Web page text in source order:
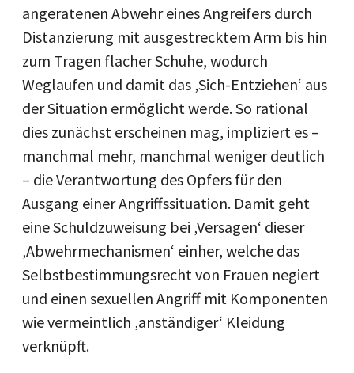
angeratenen Abwehr eines Angreifers durch
Distanzierung mit ausgestrecktem Arm bis hin
zum Tragen flacher Schuhe, wodurch
Weglaufen und damit das ‚Sich-Entziehen‘ aus
der Situation ermöglicht werde. So rational
dies zunächst erscheinen mag, impliziert es –
manchmal mehr, manchmal weniger deutlich
– die Verantwortung des Opfers für den
Ausgang einer Angriffssituation. Damit geht
eine Schuldzuweisung bei ‚Versagen‘ dieser
‚Abwehrmechanismen‘ einher, welche das
Selbstbestimmungsrecht von Frauen negiert
und einen sexuellen Angriff mit Komponenten
wie vermeintlich ‚anständiger‘ Kleidung
verknüpft.